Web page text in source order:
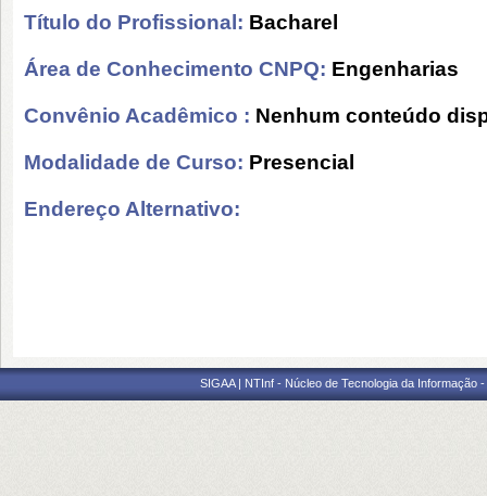
Título do Profissional: Bacharel
Área de Conhecimento CNPQ: Engenharias
Convênio Acadêmico : Nenhum conteúdo
Modalidade de Curso: Presencial
Endereço Alternativo:
SIGAA | NTInf - Núcleo de Tecnologia da